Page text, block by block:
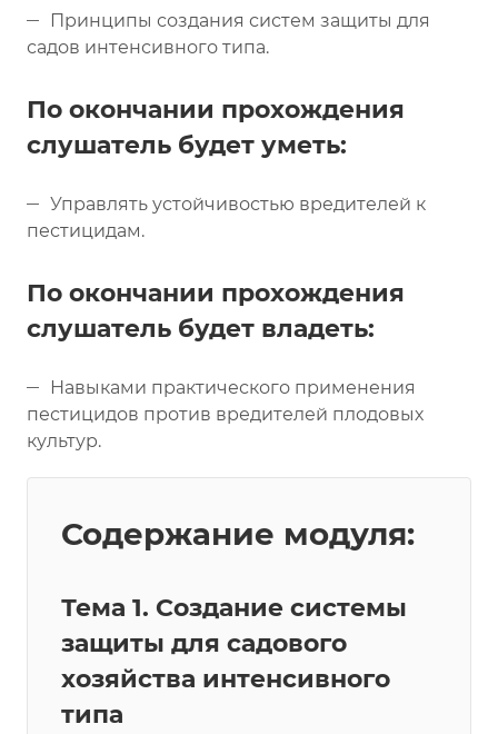
Принципы создания систем защиты для
садов интенсивного типа.
По окончании прохождения
слушатель будет уметь:
Управлять устойчивостью вредителей к
пестицидам.
По окончании прохождения
слушатель будет владеть:
Навыками практического применения
пестицидов против вредителей плодовых
культур.
Содержание модуля:
Тема 1. Создание системы
защиты для садового
хозяйства интенсивного
типа